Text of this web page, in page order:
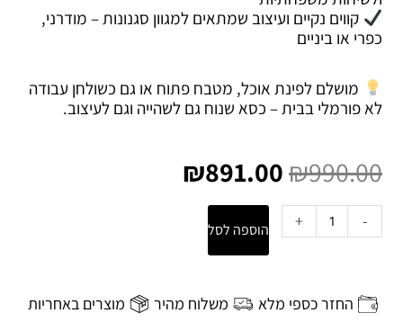
קווים נקיים ועיצוב שמתאים למגוון סגנונות – מודרני,
כפרי או ביניים
מושלם לפינת אוכל, מטבח פתוח או גם כשולחן עבודה
לא פורמלי בבית – כסא שנוח גם לשהייה וגם לעיצוב.
₪990.00 המקורי
היה:
₪990.00.
₪891.00
-
של
“Doli”
–
+ הוספה לסל
החזר כספי מלא משלוח מהיר
מוצרים באחריות